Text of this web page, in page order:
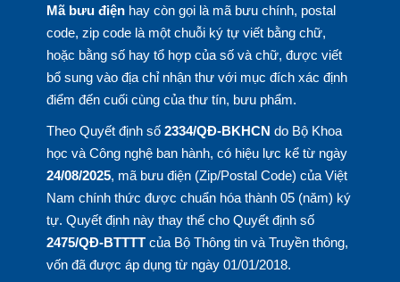
Mã bưu điệnhay còn gọi là mã bưu chính, postal
code, zip code là một chuỗi ký tự viết bằng chữ,
hoặc bằng số hay tổ hợp của số và chữ, được viết
bổ sung vào địa chỉ nhận thư với mục đích xác định
điểm đến cuối cùng của thư tín, bưu phẩm.
Theo Quyết định số 2334/QĐ-BKHCN do Bộ Khoa
học và Công nghệ ban hành, có hiệu lực kể từ ngày
24/08/2025, mã bưu điện (Zip/Postal Code) của Việt
Nam chính thức được chuẩn hóa thành 05 (năm) ký
tự. Quyết định này thay thế cho Quyết định số
2475/QĐ-BTTTTcủa Bộ Thông tin và Truyền thông,
vốn đã được áp dụng từ ngày 01/01/2018.